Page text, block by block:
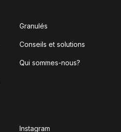
Granulés
Conseils et solutions
Qui sommes-nous?
Instagram